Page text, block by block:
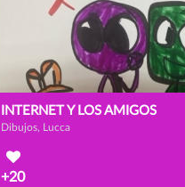
INTERNET Y LOS AMIGOS
Dibujos, Lucca
+20